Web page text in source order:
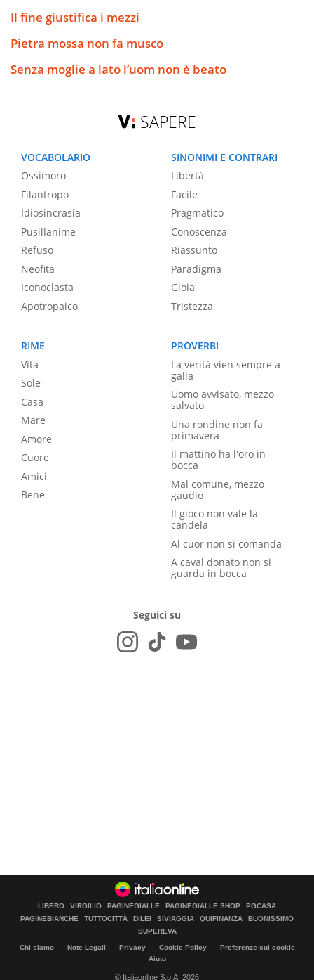
Il fine giustifica i mezzi
Pietra mossa non fa musco
Senza moglie a lato l’uom non è beato
SAPERE
VOCABOLARIO
Ossimoro
Filantropo
Idiosincrasia
Pusillanime
Refuso
Neofita
Iconoclasta
Apotropaico
SINONIMI E CONTRARI
Libertà
Facile
Pragmatico
Conoscenza
Riassunto
Paradigma
Gioia
Tristezza
RIME
Vita
Sole
Casa
Mare
Amore
Cuore
Amici
Bene
PROVERBI
La verità vien sempre a
galla
Uomo avvisato, mezzo
salvato
Una rondine non fa
primavera
Il mattino ha l'oro in
bocca
Mal comune, mezzo
gaudio
Il gioco non vale la
candela
Al cuor non si comanda
A caval donato non si
guarda in bocca
Seguici su
LIBERO VIRGILIO PAGINEGIALLE PAGINEGIALLE SHOP
PGCASA
PAGINEBIANCHE
TUTTOCITTÀ DILEI SIVIAGGIA QUIFINANZA
BUONISSIMO
SUPEREVA
Chi siamo Note Legali Privacy Cookie Policy
Preferenze sui cookie
Aiuto
© Italiaonline S.p.A. 2026